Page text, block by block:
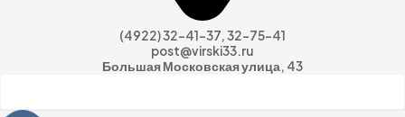
(4922) 32-41-37, 32-75-41
post@virski33.ru
Большая Московская улица, 43